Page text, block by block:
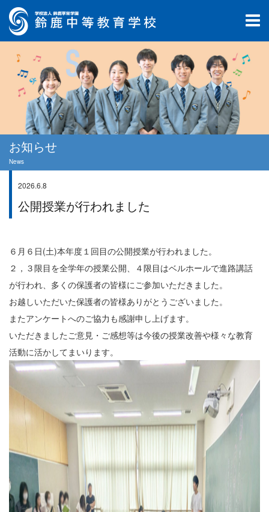
お知らせ
News
2026.6.8
公開授業が行われました
６月６日(土)本年度１回目の公開授業が行われました。
２，３限目を全学年の授業公開、４限目はベルホールで進路講話
が行われ、多くの保護者の皆様にご参加いただきました。
お越しいただいた保護者の皆様ありがとうございました。
またアンケートへのご協力も感謝申し上げます。
いただきましたご意見・ご感想等は今後の授業改善や様々な教育
活動に活かしてまいります。